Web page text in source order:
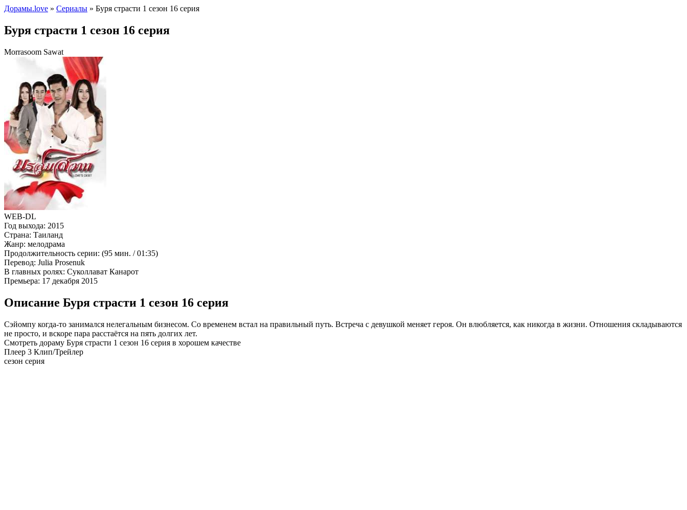
Дорамы.love » Сериалы » Буря страсти 1 сезон 16 серия
Буря страсти 1 сезон 16 серия
Morrasoom Sawat
WEB-DL
Год выхода: 2015
Страна: Таиланд
Жанр: мелодрама
Продолжительность серии: (95 мин. / 01:35)
Перевод: Julia Prosenuk
В главных ролях: Суколлават Канарот
Премьера: 17 декабря 2015
Описание Буря страсти 1 сезон 16 серия
Сэйомпу когда-то занимался нелегальным бизнесом. Со временем встал на правильный путь. Встреча с девушкой меняет героя. Он влюбляется, как никогда в жизни. Отношения складываются
не просто, и вскоре пара расстаётся на пять долгих лет.
Смотреть дораму Буря страсти 1 сезон 16 серия в хорошем качестве
Плеер 3 Клип/Трейлер
сезон серия